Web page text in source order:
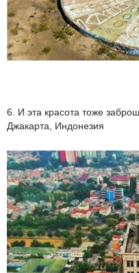
6. И эта красота тоже
Джакарта, Индонезия